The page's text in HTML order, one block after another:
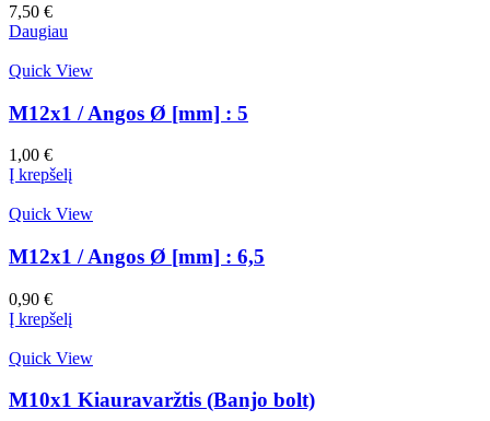
7,50 €
Daugiau
Quick View
M12x1 / Angos Ø [mm] : 5
1,00 €
Į krepšelį
Quick View
M12x1 / Angos Ø [mm] : 6,5
0,90 €
Į krepšelį
Quick View
M10x1 Kiauravaržtis (Banjo bolt)